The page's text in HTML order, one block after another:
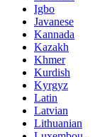
Igbo
Javanese
Kannada
Kazakh
Khmer
Kurdish
Kyrgyz
Latin
Latvian
Lithuanian